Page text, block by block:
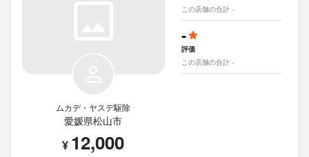
ムカデ・ヤスデ駆除
愛媛県松山市
¥ 12,000
この店舗の合計 -
-
評価
この店舗の合計 -